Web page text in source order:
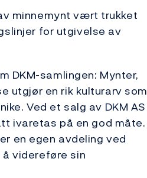
minnemynt vært trukket
for utgivelse av
DKM-samlingen: Mynter,
utgjør en rik kulturarv som
Ved et salg av DKM AS
ivaretas på en god måte.
en egen avdeling ved
videreføre sin